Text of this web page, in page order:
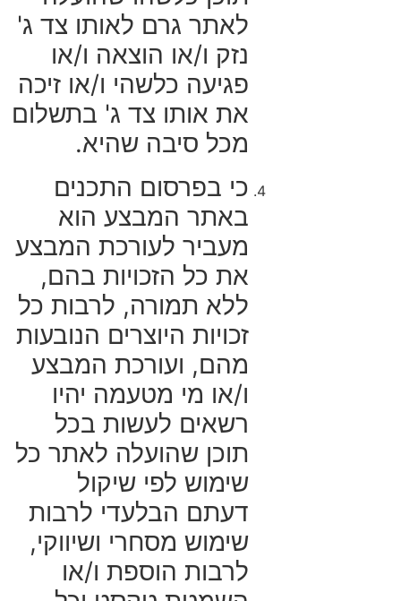
לאתר גרם לאותו צד ג'
נזק ו/או הוצאה ו/או
פגיעה כלשהי ו/או זיכה
את אותו צד ג' בתשלום
מכל סיבה שהיא.
כי בפרסום התכנים
באתר המבצע הוא
מעביר לעורכת המבצע
את כל הזכויות בהם,
ללא תמורה, לרבות כל
זכויות היוצרים הנובעות
מהם, ועורכת המבצע
ו/או מי מטעמה יהיו
רשאים לעשות בכל
תוכן שהועלה לאתר כל
שימוש לפי שיקול
דעתם הבלעדי לרבות
שימוש מסחרי ושיווקי,
לרבות הוספת ו/או